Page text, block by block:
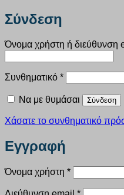
Σύνδεση
Όνομα χρήστη ή διεύθυνση
Συνθηματικό *Απαιτείται
Να με θυμάσαι Σύνδεση
Χάσατε το συνθηματικό
Εγγραφή
Όνομα χρήστη *Απαιτείται
Απαιτείται